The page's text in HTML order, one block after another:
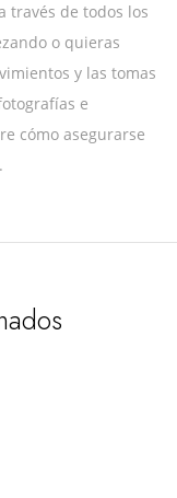
través de todos los
o quieras
y las tomas
e
cómo asegurarse